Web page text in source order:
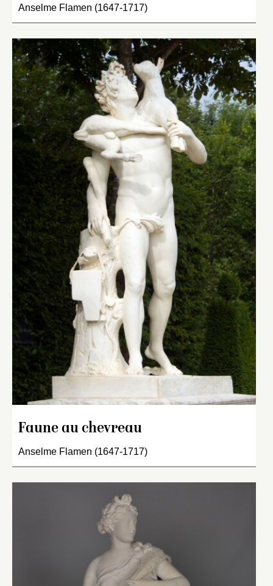
Anselme Flamen (1647-1717)
Faune au chevreau
Anselme Flamen (1647-1717)